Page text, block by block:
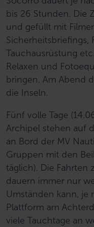
bis 26 Stunden. Die
und gefüllt mit
Sicherheitsbriefings,
Tauchausrüstung
Relaxen und
bringen. Am Abend
die Inseln.
Fünf volle Tage
Archipel stehen auf
an Bord der MV
Gruppen mit den
täglich). Die Fahrten
dauern immer nur
Umständen kann, je
Plattform am
viele Tauchtage an